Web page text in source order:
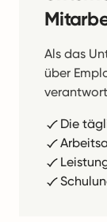
Als das
über
Die